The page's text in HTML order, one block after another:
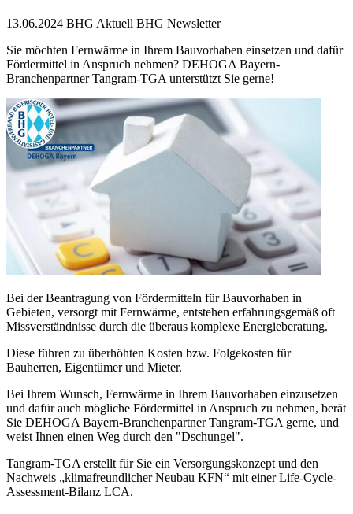
13.06.2024 BHG Aktuell BHG Newsletter
Sie möchten Fernwärme in Ihrem Bauvorhaben einsetzen und dafür
Fördermittel in Anspruch nehmen? DEHOGA Bayern-
Branchenpartner Tangram-TGA unterstützt Sie gerne!
Bei der Beantragung von Fördermitteln für Bauvorhaben in
Gebieten, versorgt mit Fernwärme, entstehen erfahrungsgemäß oft
Missverständnisse durch die überaus komplexe Energieberatung.
Diese führen zu überhöhten Kosten bzw. Folgekosten für
Bauherren, Eigentümer und Mieter.
Bei Ihrem Wunsch, Fernwärme in Ihrem Bauvorhaben einzusetzen
und dafür auch mögliche Fördermittel in Anspruch zu nehmen, berät
Sie DEHOGA Bayern-Branchenpartner Tangram-TGA gerne, und
weist Ihnen einen Weg durch den "Dschungel".
Tangram-TGA erstellt für Sie ein Versorgungskonzept und den
Nachweis „klimafreundlicher Neubau KFN“ mit einer Life-Cycle-
Assessment-Bilanz LCA.